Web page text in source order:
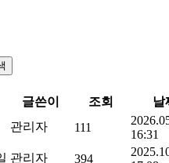
글쓴이 조회
날
관리자 111
16:31
관리자 394